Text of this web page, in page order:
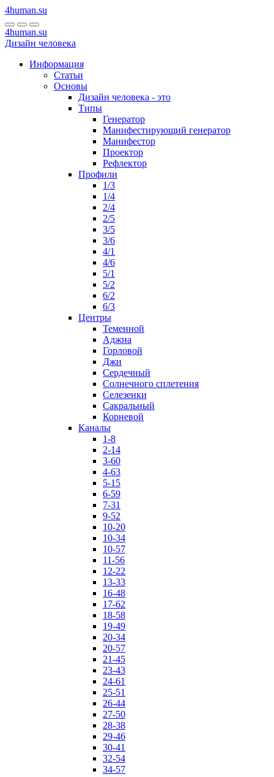
4human.su
4human.su
Дизайн человека
Информация
Статьи
Основы
Дизайн человека - это
Типы
Генератор
Манифестирующий генератор
Манифестор
Проектор
Рефлектор
Профили
1/3
1/4
2/4
2/5
3/5
3/6
4/1
4/6
5/1
5/2
6/2
6/3
Центры
Теменной
Аджна
Горловой
Джи
Сердечный
Солнечного сплетения
Селезенки
Сакральный
Корневой
Каналы
1-8
2-14
3-60
4-63
5-15
6-59
7-31
9-52
10-20
10-34
10-57
11-56
12-22
13-33
16-48
17-62
18-58
19-49
20-34
20-57
21-45
23-43
24-61
25-51
26-44
27-50
28-38
29-46
30-41
32-54
34-57